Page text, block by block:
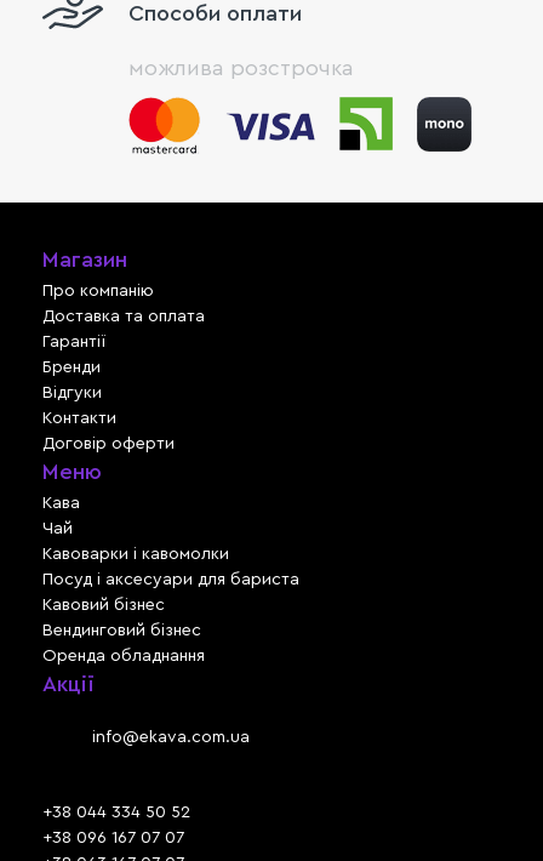
Способи оплати
можлива розстрочка
Магазин
Про компанію
Доставка та оплата
Гарантії
Бренди
Відгуки
Контакти
Договір оферти
Меню
Кава
Чай
Кавоварки і кавомолки
Посуд і аксесуари для бариста
Кавовий бізнес
Вендинговий бізнес
Оренда обладнання
Акції
info@ekava.com.ua
+38 044 334 50 52
+38 096 167 07 07